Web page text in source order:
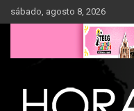
Saltar
al
sábado, agosto 8, 2026